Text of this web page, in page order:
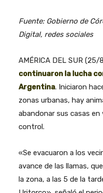
Fuente: Gobierno de
Digital, redes sociales
AMÉRICA DEL SUR
continuaron la lucha
Argentina. Iniciaron
zonas urbanas, hay
abandonar sus casas
control.
«Se evacuaron a los
avance de las llamas,
la zona, a las 5 de la